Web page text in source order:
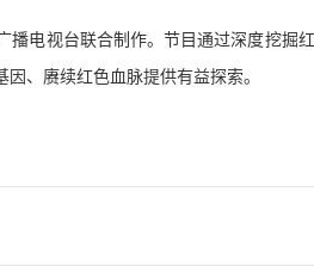
电视台联合制作。节目通过深度挖掘红
、赓续红色血脉提供有益探索。